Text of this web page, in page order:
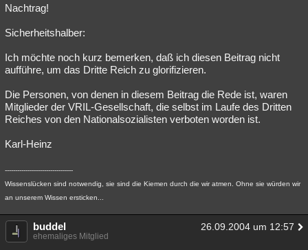
Nachtrag!
Sicherheitshalber:
Ich möchte noch kurz bemerken, daß ich diesen Beitrag nicht
aufführe, um das Dritte Reich zu glorifizieren.
Die Personen, von denen in diesem Beitrag die Rede ist, waren
Mitglieder der VRIL-Gesellschaft, die selbst im Laufe des Dritten
Reiches von den Nationalsozialisten verboten worden ist.
Karl-Heinz
---------------------------------
Wissenslücken sind notwendig, sie sind die Kiemen durch die wir atmen. Ohne sie würden wir
an unserem Wissen ersticken...
buddel 26.09.2004 um 12:57
ehemaliges Mitglied